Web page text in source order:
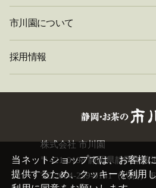
市川園について
採用情報
株式会社 市川園
〒421-0198 静岡県静岡市駿
TEL:054-259-0141（代表）
当ネットショップでは、お客様
提供するため、クッキーを利用